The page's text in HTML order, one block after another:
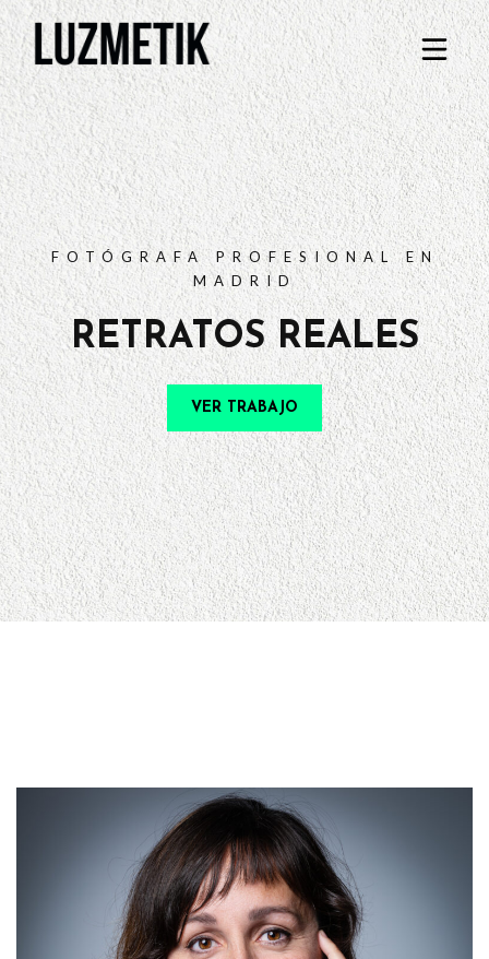
TARIFAS
PREGUNTAS FRECUENTES
CONTACTO
FOTÓGRAFA PROFESIONAL EN
MADRID
RETRATOS REALES
VER TRABAJO